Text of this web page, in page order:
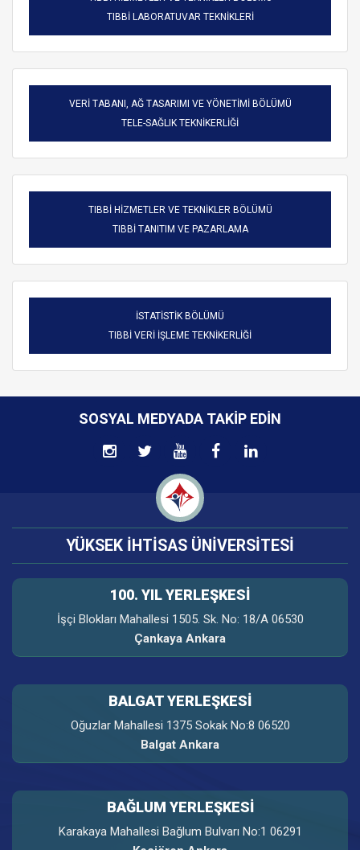
TIBBİ LABORATUVAR TEKNİKLERİ
VERİ TABANI, AĞ TASARIMI VE YÖNETİMİ BÖLÜMÜ
TELE-SAĞLIK TEKNİKERLİĞİ
TIBBİ HİZMETLER VE TEKNİKLER BÖLÜMÜ
TIBBİ TANITIM VE PAZARLAMA
İSTATİSTİK BÖLÜMÜ
TIBBİ VERİ İŞLEME TEKNİKERLİĞİ
SOSYAL MEDYADA TAKIP EDIN
YÜKSEK İHTİSAS ÜNİVERSİTESİ
100. YIL YERLEŞKESI
İşçi Blokları Mahallesi 1505. Sk. No: 18/A 06530
Çankaya Ankara
BALGAT YERLEŞKESİ
Oğuzlar Mahallesi 1375 Sokak No:8 06520
Balgat Ankara
BAĞLUM YERLEŞKESİ
Karakaya Mahallesi Bağlum Bulvarı No:1 06291